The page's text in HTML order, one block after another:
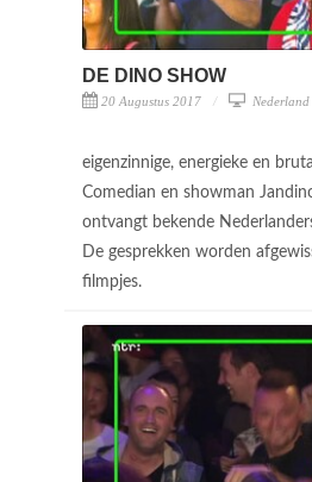
DE DINO SHOW
20 Augustus 2017 Nederland
eigenzinnige, energieke en
Comedian en showman
ontvangt bekende
De gesprekken worden
filmpjes.